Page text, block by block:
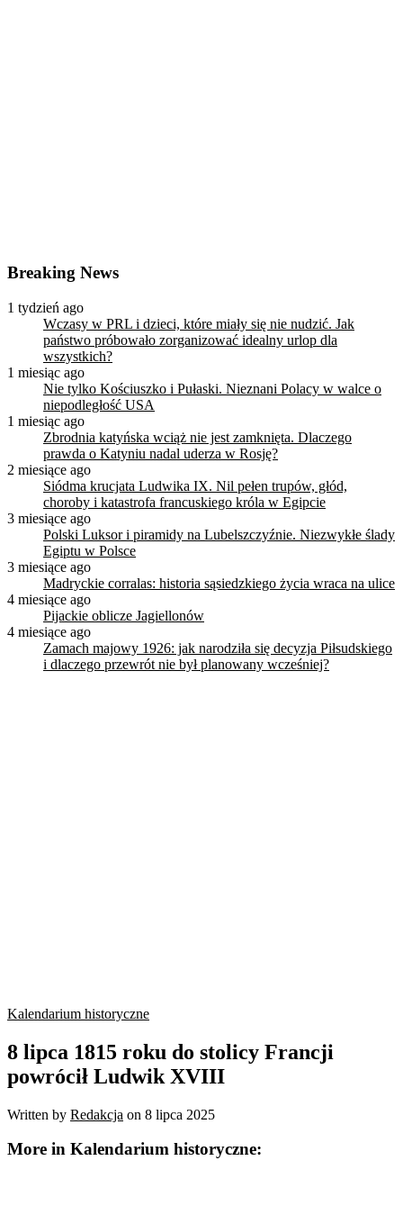
Breaking News
1 tydzień ago
Wczasy w PRL i dzieci, które miały się nie nudzić. Jak
państwo próbowało zorganizować idealny urlop dla
wszystkich?
1 miesiąc ago
Nie tylko Kościuszko i Pułaski. Nieznani Polacy w walce o
niepodległość USA
1 miesiąc ago
Zbrodnia katyńska wciąż nie jest zamknięta. Dlaczego
prawda o Katyniu nadal uderza w Rosję?
2 miesiące ago
Siódma krucjata Ludwika IX. Nil pełen trupów, głód,
choroby i katastrofa francuskiego króla w Egipcie
3 miesiące ago
Polski Luksor i piramidy na Lubelszczyźnie. Niezwykłe ślady
Egiptu w Polsce
3 miesiące ago
Madryckie corralas: historia sąsiedzkiego życia wraca na ulice
4 miesiące ago
Pijackie oblicze Jagiellonów
4 miesiące ago
Zamach majowy 1926: jak narodziła się decyzja Piłsudskiego
i dlaczego przewrót nie był planowany wcześniej?
Kalendarium historyczne
8 lipca 1815 roku do stolicy Francji
powrócił Ludwik XVIII
Written by Redakcja on 8 lipca 2025
More in Kalendarium historyczne: